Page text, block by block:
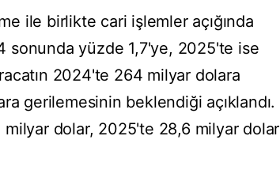
ile birlikte cari işlemler açığında
sonunda yüzde 1,7'ye, 2025'te ise
2024'te 264 milyar dolara
gerilemesinin beklendiği açıklandı.
dolar, 2025'te 28,6 milyar dolar